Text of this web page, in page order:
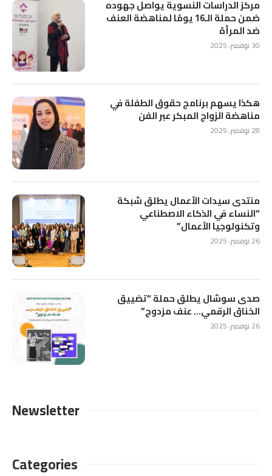
مركز الدراسات النسوية يواصل جهوده
ضمن حملة الـ16 يومًا لمناهضة العنف
ضد المرأة
30 نوفمبر، 2025
هكذا يسهم برنامج حقوق الطفلة في
مناهضة الزواج المبكر عبر الفن
28 نوفمبر، 2025
منتدى سيدات الأعمال يطلق شبكة
“النساء في الذكاء الاصطناعي
وتكنولوجيا الأعمال”
26 نوفمبر، 2025
صدى سوشال يطلق حملة “تضييق
الخناق الرقمي… عنف مزدوج”
26 نوفمبر، 2025
Newsletter
Categories